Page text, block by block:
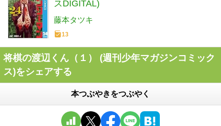
スDIGITAL)
藤本タツキ
13
将棋の渡辺くん（１） (週刊少年マガジンコミック
ス)をシェアする
本つぶやきをつぶやく